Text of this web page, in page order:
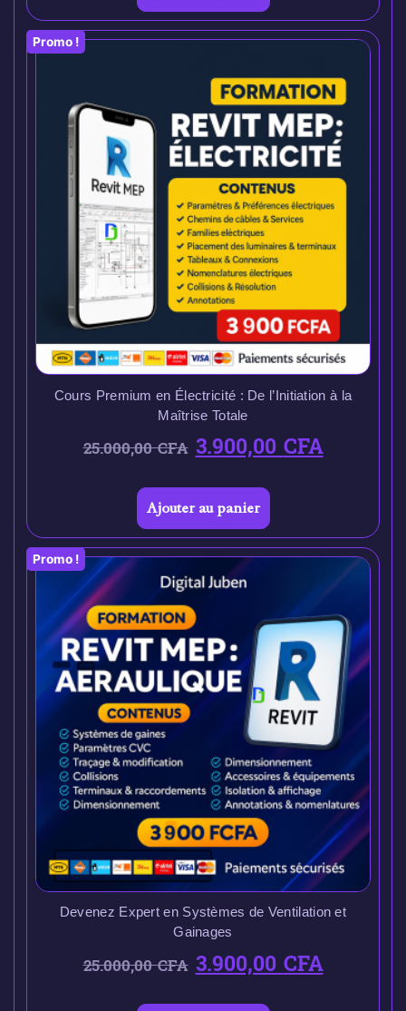
Promo !
Cours Premium en Électricité : De l’Initiation à la
Maîtrise Totale
25.000,00CFA 3.900,00CFA
Ajouter au panier
Promo !
Devenez Expert en Systèmes de Ventilation et
Gainages
25.000,00CFA 3.900,00CFA